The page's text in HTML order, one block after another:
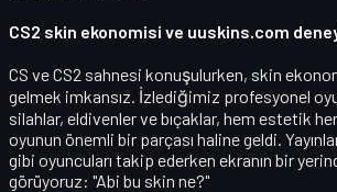
CS2 skin ekonomisi ve uuskins.com
CS ve CS2 sahnesi konuşulurken, skin
gelmek imkansız. İzlediğimiz profesyonel
silahlar, eldivenler ve bıçaklar, hem estetik
oyunun önemli bir parçası haline geldi.
gibi oyuncuları takip ederken ekranın bir
görüyoruz: "Abi bu skin ne?"